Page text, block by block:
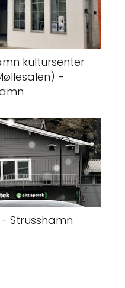
kultursenter
-
- Strusshamn